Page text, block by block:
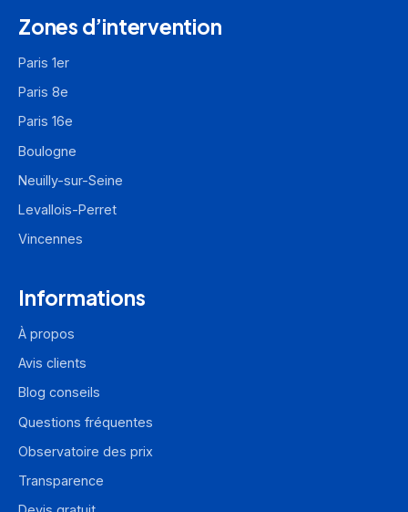
Zones d’intervention
Paris 1er
Paris 8e
Paris 16e
Boulogne
Neuilly-sur-Seine
Levallois-Perret
Vincennes
Informations
À propos
Avis clients
Blog conseils
Questions fréquentes
Observatoire des prix
Transparence